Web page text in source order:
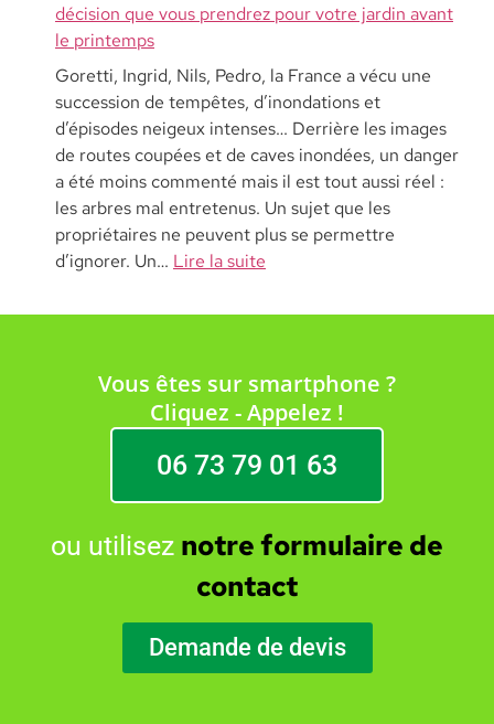
décision que vous prendrez pour votre jardin avant
le printemps
Goretti, Ingrid, Nils, Pedro, la France a vécu une
succession de tempêtes, d’inondations et
d’épisodes neigeux intenses… Derrière les images
de routes coupées et de caves inondées, un danger
a été moins commenté mais il est tout aussi réel :
les arbres mal entretenus. Un sujet que les
propriétaires ne peuvent plus se permettre
d’ignorer. Un… Lire la suite
Vous êtes sur smartphone ?
Cliquez - Appelez !
06 73 79 01 63
ou utilisez notre formulaire de
contact
Demande de devis